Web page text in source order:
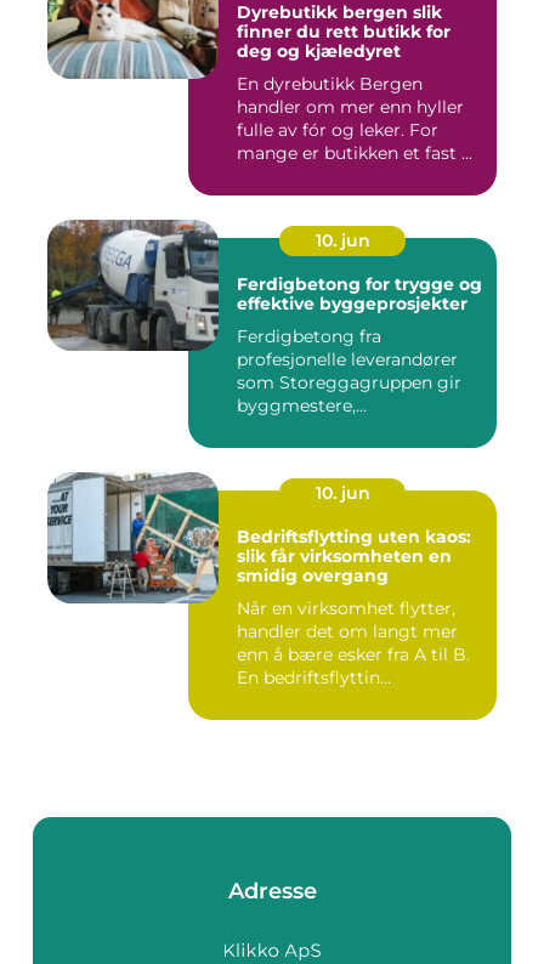
Dyrebutikk bergen slik
finner du rett butikk for
deg og kjæledyret
En dyrebutikk Bergen
handler om mer enn hyller
fulle av fór og leker. For
mange er butikken et fast ...
10. jun
Ferdigbetong for trygge og
effektive byggeprosjekter
Ferdigbetong fra
profesjonelle leverandører
som Storeggagruppen gir
byggmestere,
10. jun
Bedriftsflytting uten kaos:
slik får virksomheten en
smidig overgang
Når en virksomhet flytter,
handler det om langt mer
enn å bære esker fra A til B.
En bedriftsflyttin...
Adresse